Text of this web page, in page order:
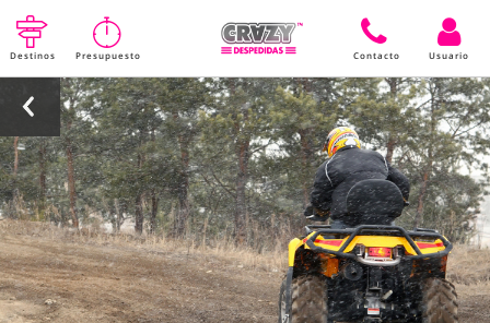
Destinos Presupuesto Contacto Usuario